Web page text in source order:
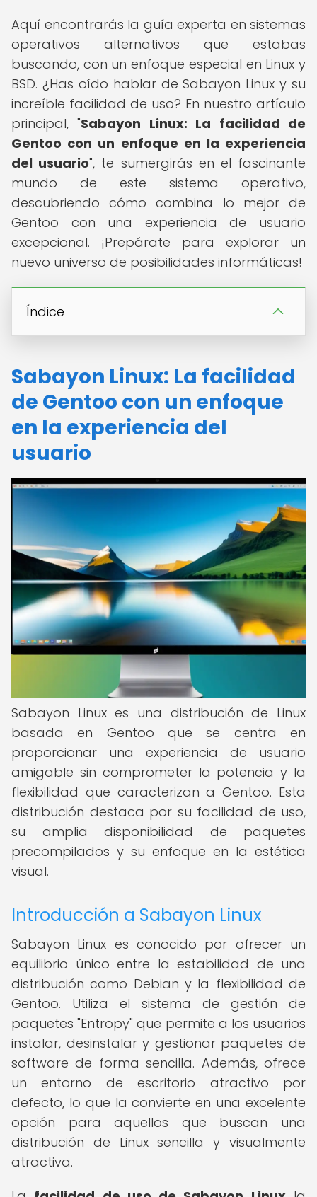
Aquí encontrarás la guía experta en sistemas
operativos alternativos que estabas
buscando, con un enfoque especial en Linux y
BSD. ¿Has oído hablar de Sabayon Linux y su
increíble facilidad de uso? En nuestro artículo
principal, "Sabayon Linux: La facilidad de
Gentoo con un enfoque en la experiencia
del usuario", te sumergirás en el fascinante
mundo de este sistema operativo,
descubriendo cómo combina lo mejor de
Gentoo con una experiencia de usuario
excepcional. ¡Prepárate para explorar un
nuevo universo de posibilidades informáticas!
Índice
Sabayon Linux: La facilidad
de Gentoo con un enfoque
en la experiencia del
usuario
Sabayon Linux es una distribución de Linux
basada en Gentoo que se centra en
proporcionar una experiencia de usuario
amigable sin comprometer la potencia y la
flexibilidad que caracterizan a Gentoo. Esta
distribución destaca por su facilidad de uso,
su amplia disponibilidad de paquetes
precompilados y su enfoque en la estética
visual.
Introducción a Sabayon Linux
Sabayon Linux es conocido por ofrecer un
equilibrio único entre la estabilidad de una
distribución como Debian y la flexibilidad de
Gentoo. Utiliza el sistema de gestión de
paquetes "Entropy" que permite a los usuarios
instalar, desinstalar y gestionar paquetes de
software de forma sencilla. Además, ofrece
un entorno de escritorio atractivo por
defecto, lo que la convierte en una excelente
opción para aquellos que buscan una
distribución de Linux sencilla y visualmente
atractiva.